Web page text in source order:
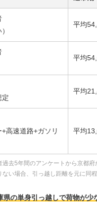
平均
平均
定
平均
+高速道路+ガソリ
平均
去5年間のアンケートから京都府
い場合、引っ越し距離を元に同
県の単身引っ越しで荷物が